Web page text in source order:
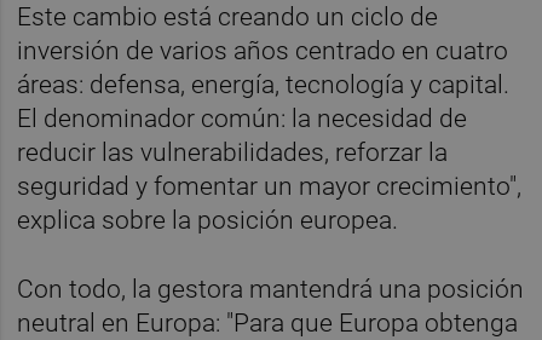
Este cambio está creando un ciclo de
inversión de varios años centrado en cuatro
áreas: defensa, energía, tecnología y capital.
El denominador común: la necesidad de
reducir las vulnerabilidades, reforzar la
seguridad y fomentar un mayor crecimiento",
explica sobre la posición europea.
Con todo, la gestora mantendrá una posición
neutral en Europa: "Para que Europa obtenga